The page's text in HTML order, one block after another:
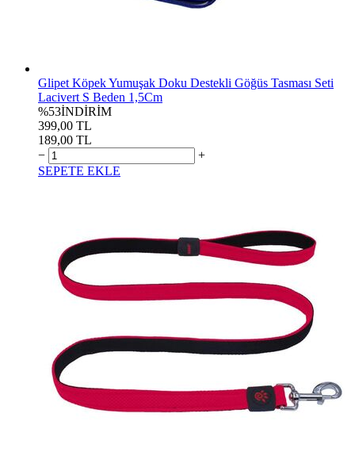
Glipet Köpek Yumuşak Doku Destekli Göğüs Tasması Seti
Lacivert S Beden 1,5Cm
%53İNDİRİM
399,00 TL
189,00 TL
−
+
SEPETE EKLE